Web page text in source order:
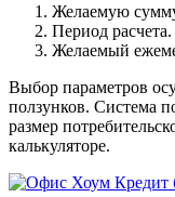
Желаемую
Период
Желаемый
Выбор параметров
ползунков. Система
размер
калькуляторе.